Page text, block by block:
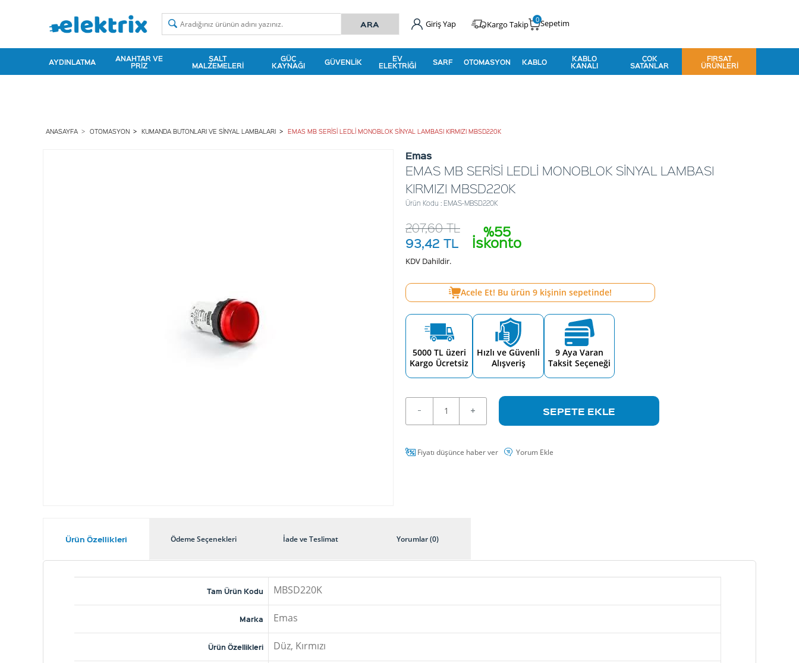
Giriş Yap Kargo Takip Sepetim
0
AYDINLATMA ANAHTAR VE
PRIZ
ŞALT
MALZEMELERI
GÜÇ
KAYNAĞI GÜVENLIK EV
ELEKTRIĞI SARF OTOMASYON KABLO KABLO
KANALI
ÇOK
SATANLAR
FIRSAT
ÜRÜNLERI
ANASAYFA OTOMASYON KUMANDA BUTONLARI VE SINYAL LAMBALARI EMAS MB SERİSİ LEDLİ MONOBLOK SİNYAL LAMBASI KIRMIZI MBSD220K
Emas
EMAS MB SERİSİ LEDLİ MONOBLOK SİNYAL LAMBASI
KIRMIZI MBSD220K
Ürün Kodu : EMAS-MBSD220K
%55
İskonto
207,60TL
93,42 TL
KDV Dahildir.
Acele Et! Bu ürün 9kişinin sepetinde!
5000 TL üzeri
Kargo Ücretsiz
Hızlı ve Güvenli
Alışveriş
9 Aya Varan
Taksit Seçeneği
SEPETE EKLE
Fiyatı düşünce haber ver Yorum Ekle
Ürün Özellikleri Ödeme Seçenekleri İade ve Teslimat Yorumlar (0)
Tam Ürün Kodu MBSD220K
Marka Emas
Ürün Özellikleri Düz, Kırmızı